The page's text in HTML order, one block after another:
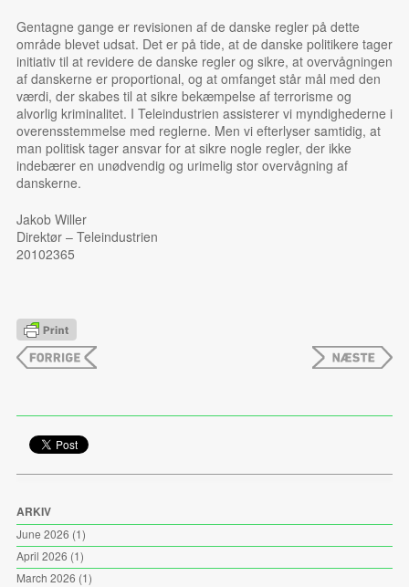
Gentagne gange er revisionen af de danske regler på dette
område blevet udsat. Det er på tide, at de danske politikere tager
initiativ til at revidere de danske regler og sikre, at overvågningen
af danskerne er proportional, og at omfanget står mål med den
værdi, der skabes til at sikre bekæmpelse af terrorisme og
alvorlig kriminalitet. I Teleindustrien assisterer vi myndighederne i
overensstemmelse med reglerne. Men vi efterlyser samtidig, at
man politisk tager ansvar for at sikre nogle regler, der ikke
indebærer en unødvendig og urimelig stor overvågning af
danskerne.
Jakob Willer
Direktør – Teleindustrien
20102365
ARKIV
June 2026 (1)
April 2026 (1)
March 2026 (1)